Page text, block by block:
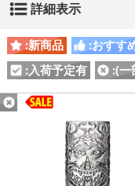
詳細表示
:新商品 :おすす
:入荷予定有
:(一